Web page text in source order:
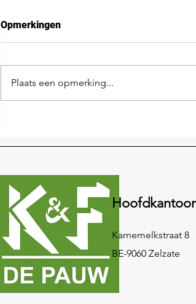
onze klanten bij
Opmerkingen
Plaats een opmerking...
Hoofdkantoor
Karnemelkstraat 8
BE-9060 Zelzate